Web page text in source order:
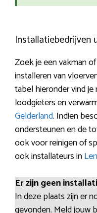
Installatiebedrijven
Zoek je een vakman
installeren van
tabel hieronder vind je
loodgieters en
Gelderland. Indien
ondersteunen en de
ook voor reinigen of
ook installateurs in
Er zijn geen
In deze plaats zijn er